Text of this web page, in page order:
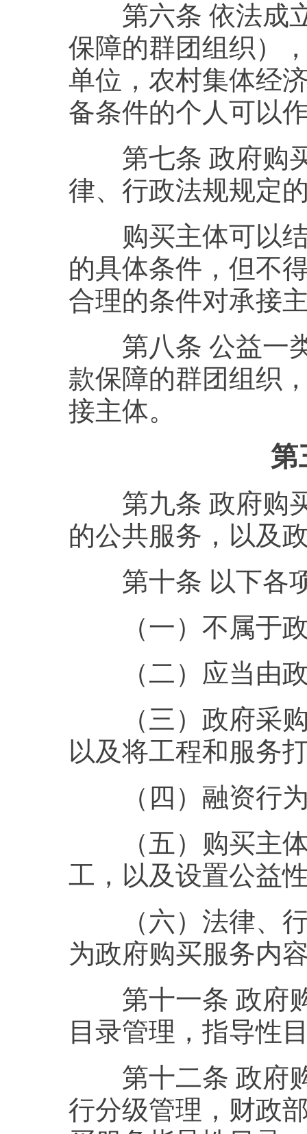
第六条 依法成立
保障的群团组织）
单位，农村集体经
备条件的个人可以
第七条 政府购买
律、行政法规规定
购买主体可以结
的具体条件，但不
合理的条件对承接
第八条 公益一类
款保障的群团组织
接主体。
第
第九条 政府购买
的公共服务，以及
第十条 以下各项
（一）不属于政
（二）应当由政
（三）政府采购
以及将工程和服务
（四）融资行
（五）购买主体
工，以及设置公益
（六）法律、行
为政府购买服务内
第十一条 政府购
目录管理，指导性
第十二条 政府购
行分级管理，财政